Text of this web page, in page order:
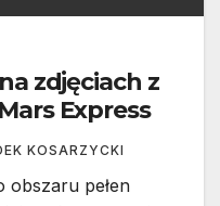
zdjęciach z
Express
KOSARZYCKI
obszaru pełen